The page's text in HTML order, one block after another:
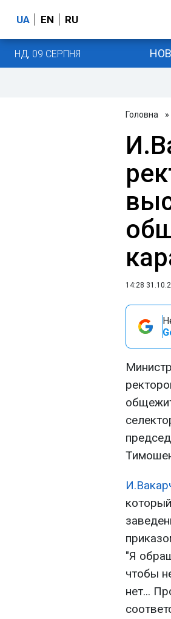
UA EN RU
НД, 09 СЕРПНЯ
Головна »
14:28
"Я
чтобы
нет...